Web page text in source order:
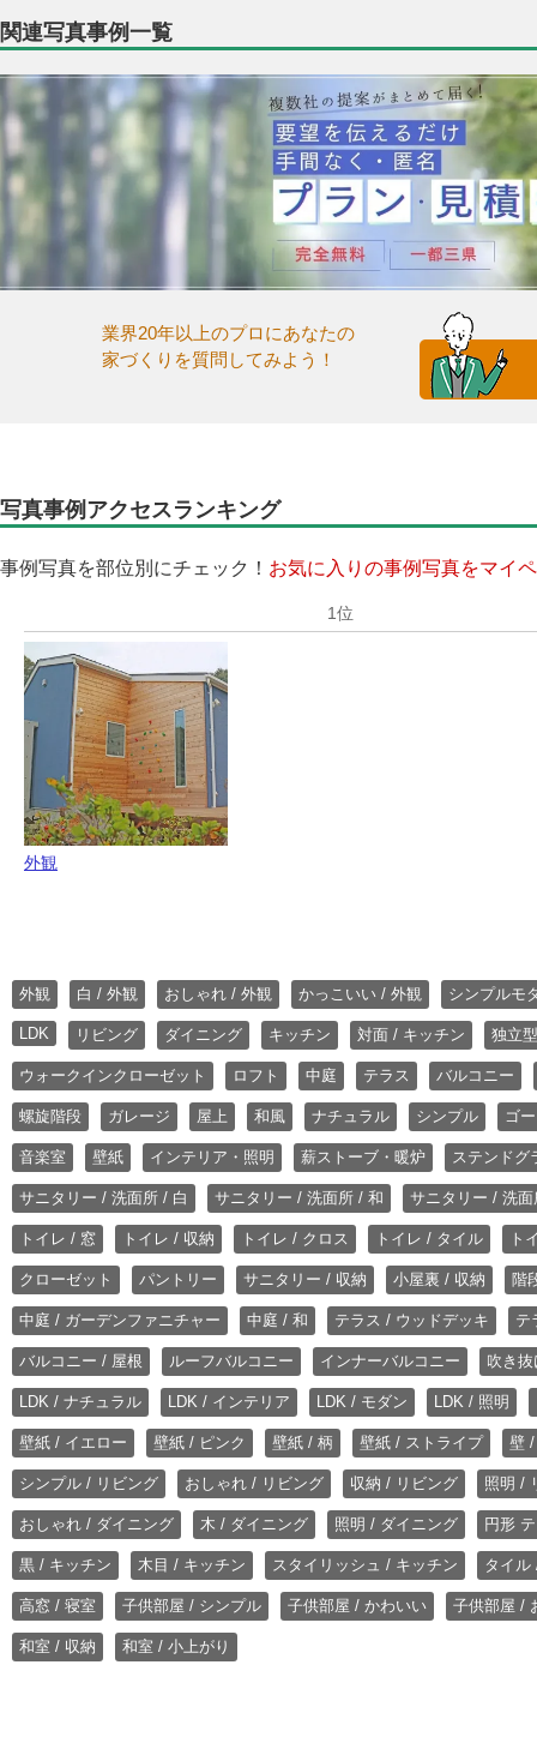
関連写真事例一覧
業界20年以上のプロにあなたの
家づくりを質問してみよう！
写真事例アクセスランキング
事例写真を部位別にチェック！ お気に入りの事例写真をマイ
外観
外観 白 / 外観 おしゃれ / 外観 かっこいい / 外観 シンプルモ
LDK リビング ダイニング キッチン 対面 / キッチン 独立
ウォークインクローゼット ロフト 中庭 テラス バルコニー
螺旋階段 ガレージ 屋上 和風 ナチュラル シンプル ゴ
音楽室 壁紙 インテリア・照明 薪ストーブ・暖炉 ステンドグ
サニタリー / 洗面所 / 白 サニタリー / 洗面所 / 和 サニタリー / 洗
トイレ / 窓 トイレ / 収納 トイレ / クロス トイレ / タイル ト
クローゼット パントリー サニタリー / 収納 小屋裏 / 収納 階
中庭 / ガーデンファニチャー 中庭 / 和 テラス / ウッドデッキ テ
バルコニー / 屋根 ルーフバルコニー インナーバルコニー 吹き
LDK / ナチュラル LDK / インテリア LDK / モダン LDK / 照明
壁紙 / イエロー 壁紙 / ピンク 壁紙 / 柄 壁紙 / ストライプ 壁
シンプル / リビング おしゃれ / リビング 収納 / リビング 照明 /
おしゃれ / ダイニング 木 / ダイニング 照明 / ダイニング 円形
黒 / キッチン 木目 / キッチン スタイリッシュ / キッチン タイル
高窓 / 寝室 子供部屋 / シンプル 子供部屋 / かわいい 子供部屋 /
和室 / 収納 和室 / 小上がり